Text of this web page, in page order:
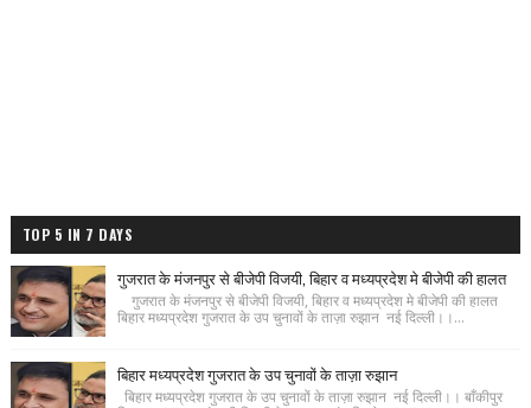
TOP 5 IN 7 DAYS
गुजरात के मंजनपुर से बीजेपी विजयी, बिहार व मध्यप्रदेश मे बीजेपी की हालत
गुजरात के मंजनपुर से बीजेपी विजयी, बिहार व मध्यप्रदेश मे बीजेपी की हालत
बिहार मध्यप्रदेश गुजरात के उप चुनावों के ताज़ा रुझान नई दिल्ली।।...
बिहार मध्यप्रदेश गुजरात के उप चुनावों के ताज़ा रुझान
बिहार मध्यप्रदेश गुजरात के उप चुनावों के ताज़ा रुझान नई दिल्ली।। बाँकीपुर